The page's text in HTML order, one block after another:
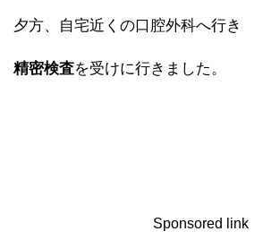
夕方、自宅近くの口腔外科へ行き
精密検査を受けに行きました。
Sponsored link